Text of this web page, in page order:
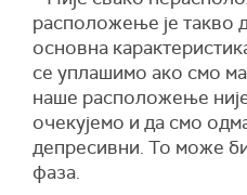
расположење је такво
основна
се уплашимо ако смо
наше расположење
очекујемо и да смо
депресивни. То може
фаза.